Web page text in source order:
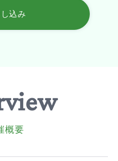
込み
概要